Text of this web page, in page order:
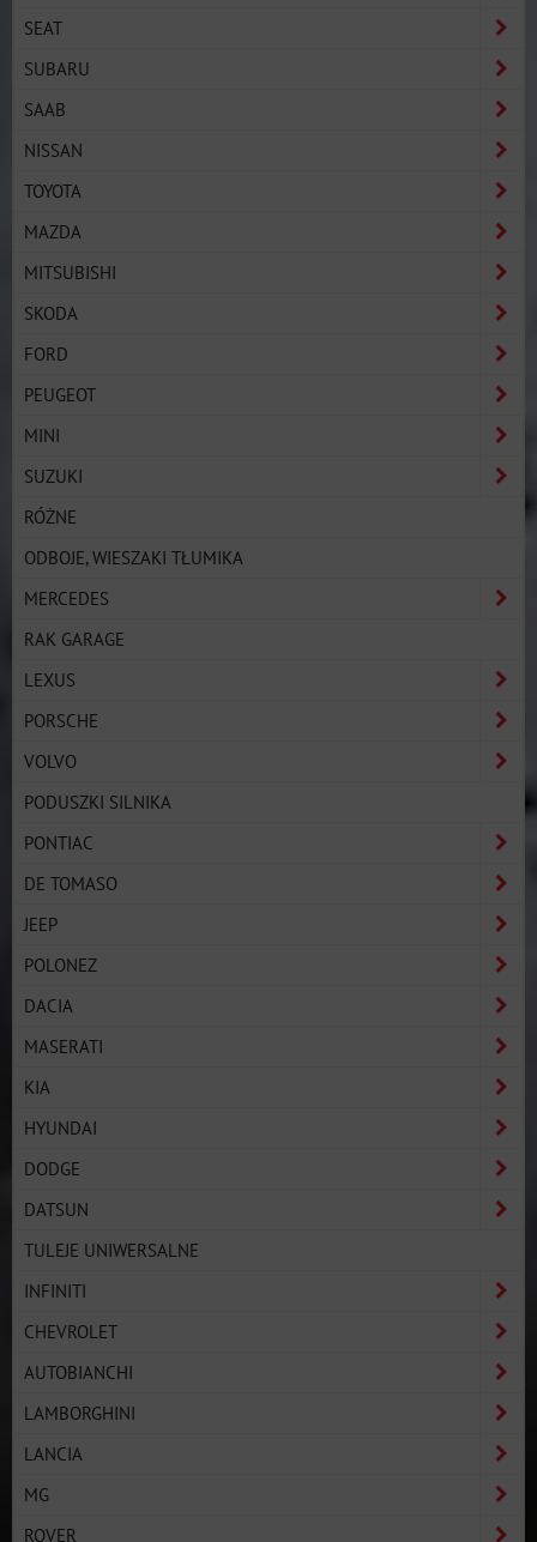
SEAT
SUBARU
SAAB
NISSAN
TOYOTA
MAZDA
MITSUBISHI
SKODA
FORD
PEUGEOT
MINI
SUZUKI
RÓŻNE
ODBOJE, WIESZAKI TŁUMIKA
MERCEDES
RAK GARAGE
LEXUS
PORSCHE
VOLVO
PODUSZKI SILNIKA
PONTIAC
DE TOMASO
JEEP
POLONEZ
DACIA
MASERATI
KIA
HYUNDAI
DODGE
DATSUN
TULEJE UNIWERSALNE
INFINITI
CHEVROLET
AUTOBIANCHI
LAMBORGHINI
LANCIA
MG
ROVER